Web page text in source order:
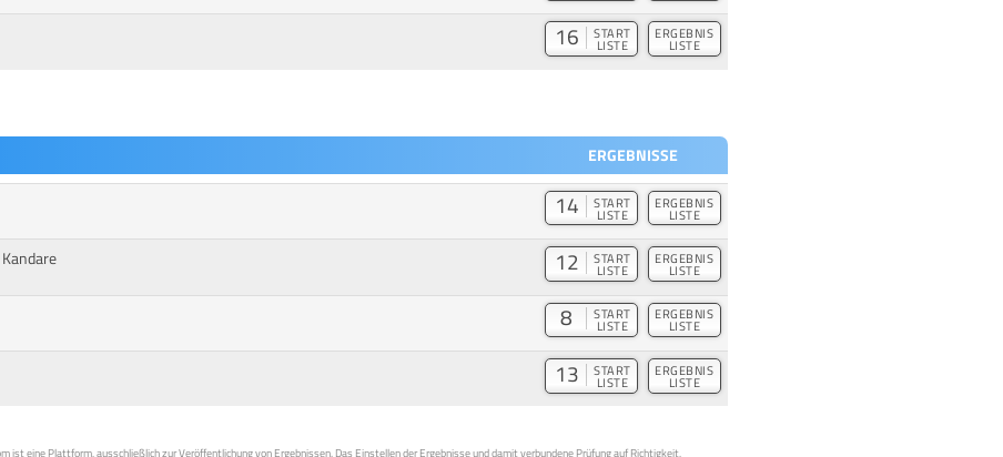
16 START
LISTE
ERGEBNIS
LISTE
ERGEBNISSE
14 START
LISTE
ERGEBNIS
LISTE
12 START
LISTE
ERGEBNIS
LISTE
8 START
LISTE
ERGEBNIS
LISTE
13 START
LISTE
ERGEBNIS
LISTE
ist eine Plattform, ausschließlich zur Veröffentlichung von Ergebnissen. Das Einstellen der Ergebnisse und damit verbundene Prüfung auf Richtigkeit,